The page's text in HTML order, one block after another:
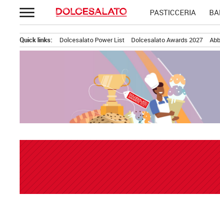
Passa
al
PASTICCERIA
Quick links: Dolcesalato Power List Dolcesalato Awards 2027